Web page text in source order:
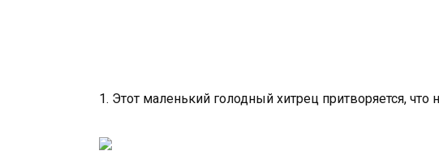
1. Этот маленький голодный хитрец притворяется, что